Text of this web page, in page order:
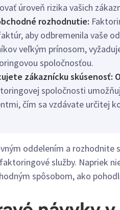
úroveň rizika vašich
rozhodnutie:
aby odbremenila vaše
veľkým prínosom,
spoločnosťou.
zákaznícku skúsenosť:
spoločnosti
čím sa vzdávate určitej
oddelením a rozhodnite
služby. Napriek
spôsobom, ako